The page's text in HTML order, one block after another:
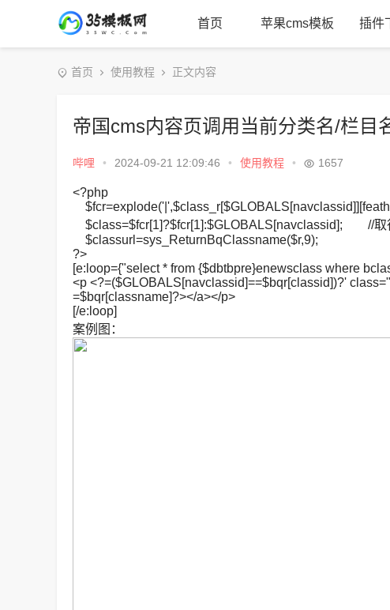
首页 苹果cms模板 插件
首页 使用教程 正文内容
帝国cms内容页调用当前分类名/栏目
哔哩 • 2024-09-21 12:09:46 • 使用教程 • 1657
<?php
$class=$fcr[1]?$fcr[1]:$GLOBALS[navclassid]; //取
$classurl=sys_ReturnBqClassname($r,9);
?>
[e:loop={"select * from {$dbtbpre}enewsclass where
<p <?=($GLOBALS[navclassid]==$bqr[classid])?'
=$bqr[classname]?></a></p>
[/e:loop]
案例图：